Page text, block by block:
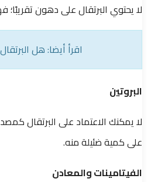
لا يحتوي البرتقال على دهون
اقرأ أيضا: هل
البروتين
لا يمكنك الاعتماد على البرتقال
على كمية ضئيلة منه.
الفيتامينات والمعادن